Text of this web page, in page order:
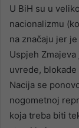
U BiH su u
nacionalizmu
na značaju jer
Uspjeh
uvrede,
Nacija se
nogometnoj
koja treba biti